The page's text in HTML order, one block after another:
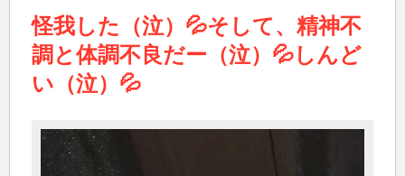
怪我した（泣）💦そして、精神不
調と体調不良だー（泣）💦しんど
い（泣）💦